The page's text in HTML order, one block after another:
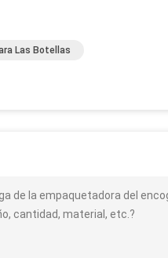
Las Botellas
de la empaquetadora del
cantidad, material, etc.?